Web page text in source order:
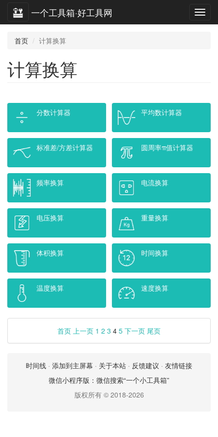
一个工具箱·好工具网
首页 计算换算
计算换算
分数计算器 平均数计算器
标准差/方差计算器 圆周率π值计算器
频率换算 电流换算
电压换算 重量换算
体积换算 时间换算
温度换算 速度换算
首页 上一页 1 2 3 4 5 下一页 尾页
时间线 · 添加到主屏幕 · 关于本站 · 反馈建议 · 友情链接
微信小程序版：微信搜索“一个小工具箱”
版权所有 © 2018-2026